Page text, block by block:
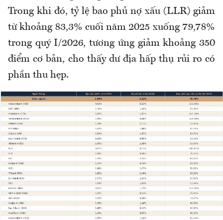
Trong khi đó, tỷ lệ bao phủ nợ xấu (LLR) giảm
từ khoảng 83,3% cuối năm 2025 xuống 79,78%
trong quý I/2026, tương ứng giảm khoảng 350
điểm cơ bản, cho thấy dư địa hấp thụ rủi ro có
phần thu hẹp.